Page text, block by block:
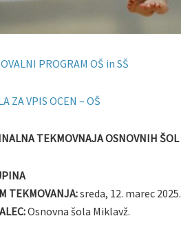
PROGRAM OŠ in SŠ
ZA VPIS OCEN – OŠ
TEKMOVNAJA OSNOVNIH ŠOL
TEKMOVANJA:sreda, 12. marec 2025.
Osnovna šola Miklavž.